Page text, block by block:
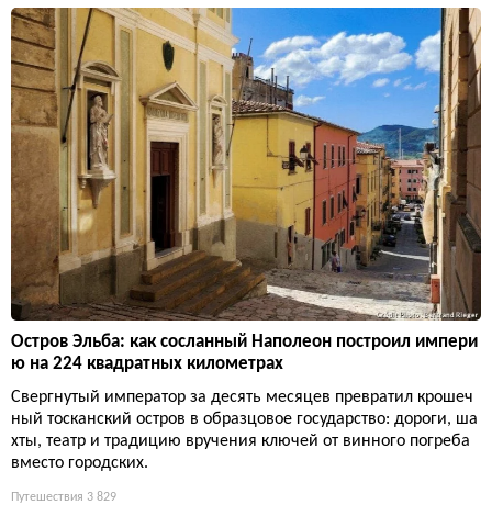
Остров Эльба: как сосланный Наполеон построил импери
ю на 224 квадратных километрах
Свергнутый император за десять месяцев превратил крошеч
ный тосканский остров в образцовое государство: дороги, ша
хты, театр и традицию вручения ключей от винного погреба
вместо городских.
Путешествия 3 829